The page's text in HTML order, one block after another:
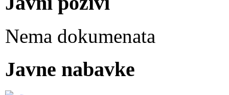
Nema dokumenata
Javne nabavke